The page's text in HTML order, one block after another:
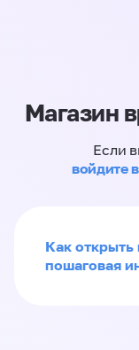
Магазин
Если
войдите
Как открыть
пошаговая